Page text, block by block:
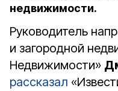
недвижимости.
Руководитель
и загородной
Недвижимости»
рассказал